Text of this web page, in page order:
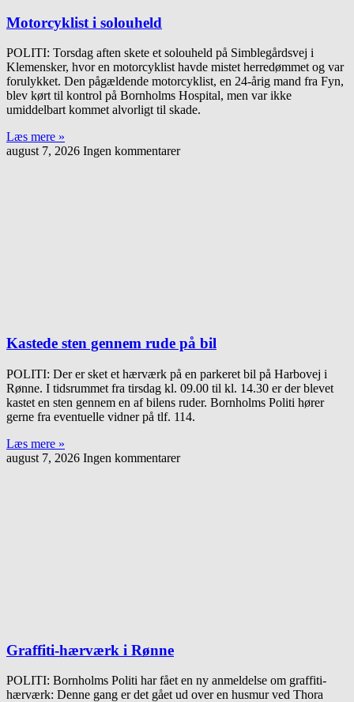
Motorcyklist i solouheld
POLITI: Torsdag aften skete et solouheld på Simblegårdsvej i
Klemensker, hvor en motorcyklist havde mistet herredømmet og var
forulykket. Den pågældende motorcyklist, en 24-årig mand fra Fyn,
blev kørt til kontrol på Bornholms Hospital, men var ikke
umiddelbart kommet alvorligt til skade.
Læs mere »
august 7, 2026 Ingen kommentarer
Kastede sten gennem rude på bil
POLITI: Der er sket et hærværk på en parkeret bil på Harbovej i
Rønne. I tidsrummet fra tirsdag kl. 09.00 til kl. 14.30 er der blevet
kastet en sten gennem en af bilens ruder. Bornholms Politi hører
gerne fra eventuelle vidner på tlf. 114.
Læs mere »
august 7, 2026 Ingen kommentarer
Graffiti-hærværk i Rønne
POLITI: Bornholms Politi har fået en ny anmeldelse om graffiti-
hærværk: Denne gang er det gået ud over en husmur ved Thora